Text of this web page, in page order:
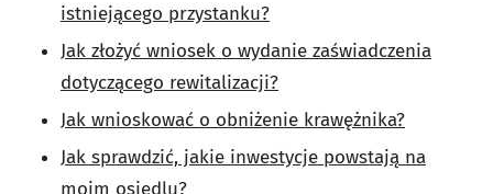
istniejącego przystanku?
Jak złożyć wniosek o wydanie zaświadczenia
dotyczącego rewitalizacji?
Jak wnioskować o obniżenie krawężnika?
Jak sprawdzić, jakie inwestycje powstają na
moim osiedlu?